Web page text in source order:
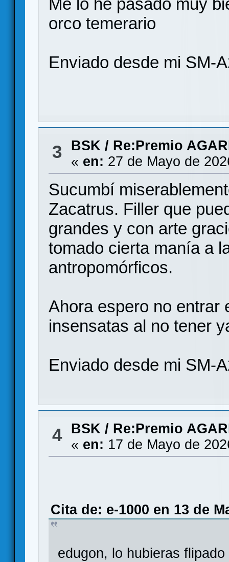
Me lo he pasado muy
orco temerario
Enviado desde mi SM-
3 BSK / Re:Premio
« en: 27 de Mayo de
Sucumbí
Zacatrus. Filler que
grandes y con arte
tomado cierta manía a
antropomórficos.
Ahora espero no entrar
insensatas al no tener
Enviado desde mi SM-
4 BSK / Re:Premio
« en: 17 de Mayo de
Cita de: e-1000 en 13 de
edugon, lo hubieras